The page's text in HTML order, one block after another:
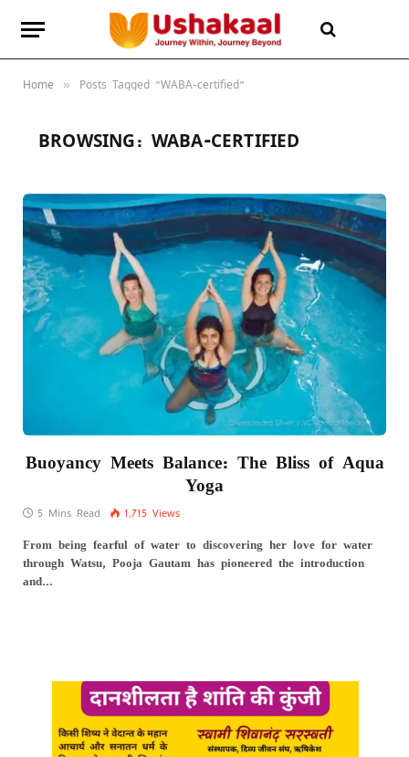
Home » Posts Tagged "WABA-certified"
BROWSING: WABA-CERTIFIED
Buoyancy Meets Balance: The Bliss of Aqua
Yoga
5 Mins Read 1,715 Views
From being fearful of water to discovering her love for water
through Watsu, Pooja Gautam has pioneered the introduction
and…